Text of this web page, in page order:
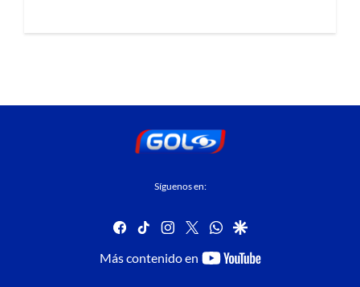
Síguenos en:
facebook
tiktok instagram
twitterwhatsapp
google
Más contenido en
youtube-